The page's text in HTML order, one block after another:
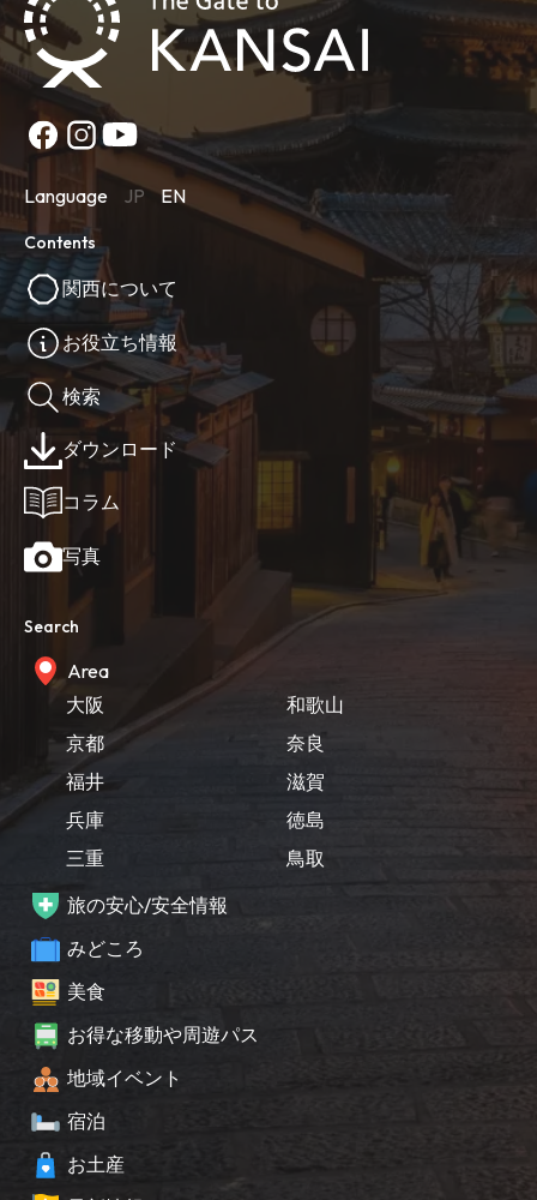
Language JP EN
Contents
関西について
お役立ち情報
検索
ダウンロード
コラム
写真
Search
Area
大阪
京都
福井
兵庫
三重
和歌山
奈良
滋賀
徳島
鳥取
旅の安心/安全情報
みどころ
美食
お得な移動や周遊パス
地域イベント
宿泊
お土産